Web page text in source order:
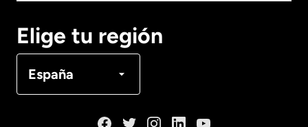
Elige tu región
España
Français